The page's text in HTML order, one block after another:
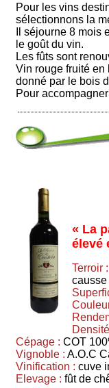
Pour les vins
sélectionnons la
Il séjourne 8 mois
le goût du vin.
Les fûts sont
Vin rouge fruité en
donné par le bois
Pour
« La
élevé
Terroir :
causse
Cépage : COT
Vignoble : A.O.C
Vinification : cuve
Elevage : fût de